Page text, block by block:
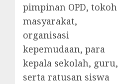
pimpinan OPD, tokoh
masyarakat,
organisasi
kepemudaan, para
kepala sekolah, guru,
serta ratusan siswa